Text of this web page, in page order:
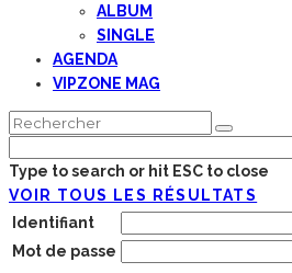
ALBUM
SINGLE
AGENDA
VIPZONE MAG
Type to search or hit ESC to close
VOIR TOUS LES RÉSULTATS
Identifiant
Mot de passe